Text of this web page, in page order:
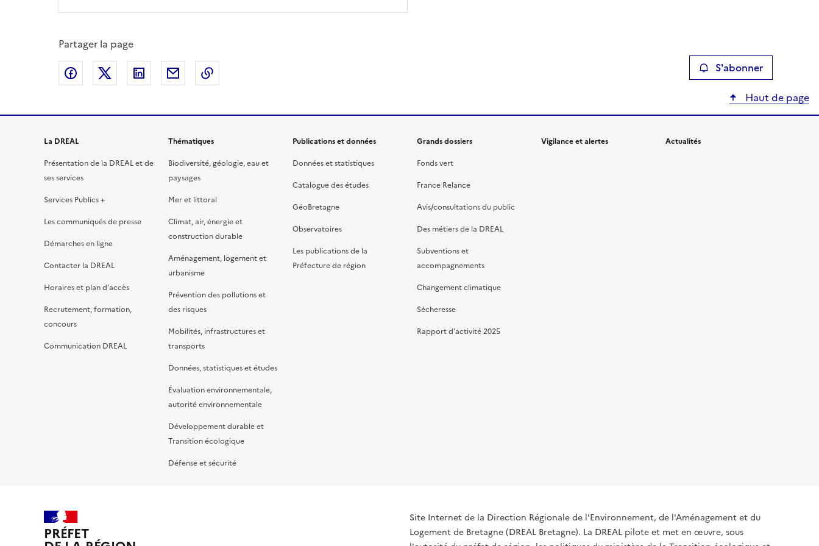
Partager la page
Partager sur Facebook
Partager sur XPartager sur LinkedIn
Partager par email S'abonner
Haut de page
La DREAL
Présentation de la DREAL et de
ses services
Services Publics +
Les communiqués de presse
Démarches en ligne
Contacter la DREAL
Horaires et plan d’accès
Recrutement, formation,
concours
Communication DREAL
Thématiques
Biodiversité, géologie, eau et
paysages
Mer et littoral
Climat, air, énergie et
construction durable
Aménagement, logement et
urbanisme
Prévention des pollutions et
des risques
Mobilités, infrastructures et
transports
Données, statistiques et études
Évaluation environnementale,
autorité environnementale
Développement durable et
Transition écologique
Défense et sécurité
Publications et données
Données et statistiques
Catalogue des études
GéoBretagne
Observatoires
Les publications de la
Préfecture de région
Grands dossiers
Fonds vert
France Relance
Avis/consultations du public
Des métiers de la DREAL
Subventions et
accompagnements
Changement climatique
Sécheresse
Rapport d’activité 2025
Vigilance et alertes Actualités
PRÉFET
Site Internet de la Direction Régionale de l'Environnement, de l'Aménagement et du
Logement de Bretagne (DREAL Bretagne). La DREAL pilote et met en œuvre, sous